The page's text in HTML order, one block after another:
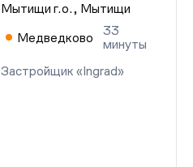
Мытищи г.о., Мытищи
Медведково
33
минуты
Застройщик «Ingrad»